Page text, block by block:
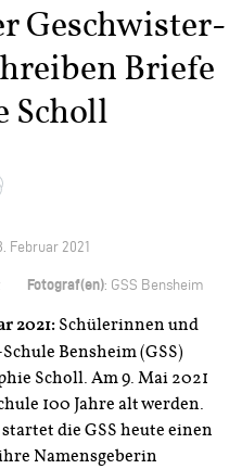
Geschwister-
Briefe
Scholl
Februar 2021
Fotograf(en): GSS Bensheim
2021: Schülerinnen und
Bensheim (GSS)
Scholl. Am 9. Mai 2021
100 Jahre alt werden.
die GSS heute einen
Namensgeberin